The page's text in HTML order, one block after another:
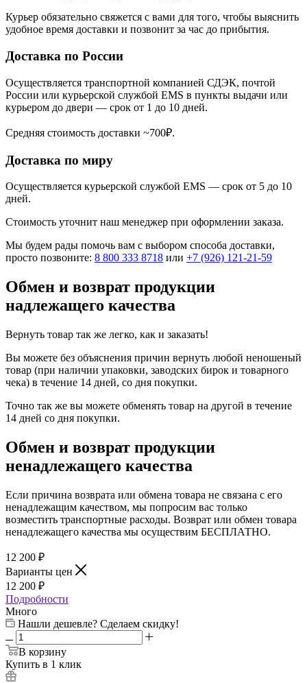
Курьер обязательно свяжется с вами для того, чтобы выяснить
удобное время доставки и позвонит за час до прибытия.
Доставка по России
Осуществляется транспортной компанией СДЭК, почтой
России или курьерской службой EMS в пункты выдачи или
курьером до двери — срок от 1 до 10 дней.
Средняя стоимость доставки ~700₽.
Доставка по миру
Осуществляется курьерской службой EMS — срок от 5 до 10
дней.
Стоимость уточнит наш менеджер при оформлении заказа.
Мы будем рады помочь вам с выбором способа доставки,
просто позвоните: 8 800 333 8718 или +7 (926) 121-21-59
Обмен и возврат продукции
надлежащего качества
Вернуть товар так же легко, как и заказать!
Вы можете без объяснения причин вернуть любой неношеный
товар (при наличии упаковки, заводских бирок и товарного
чека) в течение 14 дней, со дня покупки.
Точно так же вы можете обменять товар на другой в течение
14 дней со дня покупки.
Обмен и возврат продукции
ненадлежащего качества
Если причина возврата или обмена товара не связана с его
ненадлежащим качеством, мы попросим вас только
возместить транспортные расходы. Возврат или обмен товара
ненадлежащего качества мы осуществим БЕСПЛАТНО.
12 200 ₽
Варианты цен
12 200 ₽
Подробности
Много
Нашли дешевле? Сделаем скидку!
В корзину
Купить в 1 клик